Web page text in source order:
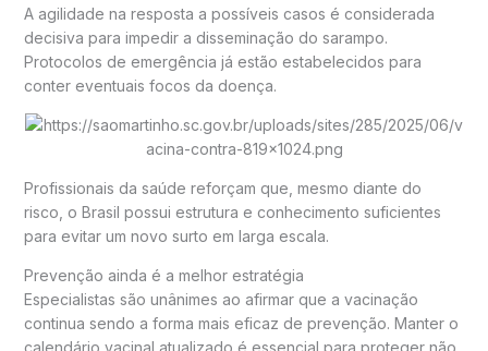
A agilidade na resposta a possíveis casos é considerada
decisiva para impedir a disseminação do sarampo.
Protocolos de emergência já estão estabelecidos para
conter eventuais focos da doença.
Profissionais da saúde reforçam que, mesmo diante do
risco, o Brasil possui estrutura e conhecimento suficientes
para evitar um novo surto em larga escala.
Prevenção ainda é a melhor estratégia
Especialistas são unânimes ao afirmar que a vacinação
continua sendo a forma mais eficaz de prevenção. Manter o
calendário vacinal atualizado é essencial para proteger não